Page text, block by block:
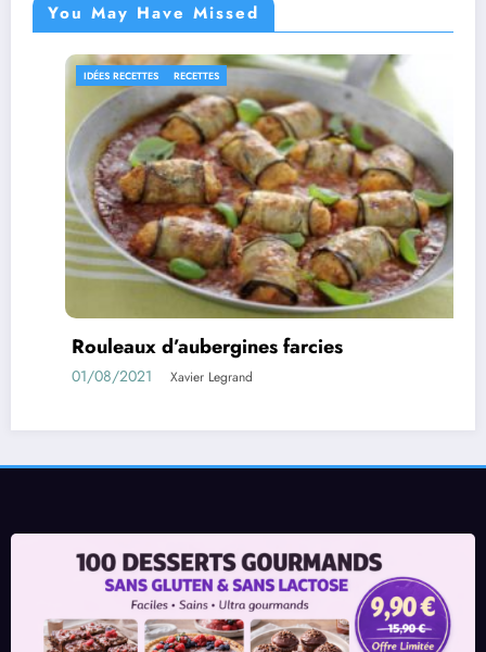
You May Have Missed
RECETTES
Confiture d’abricots sans
11/05/2021